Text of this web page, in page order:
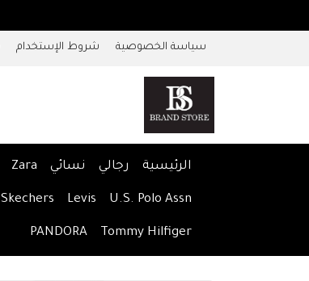
سياسة الخصوصية شروط الإستخدام
الرئيسية رجالي نسائي Zara
U.S. Polo Assn
Levis
Skechers
Tommy Hilfiger
PANDORA